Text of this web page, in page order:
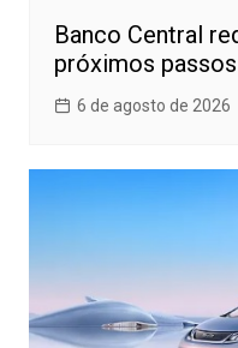
Banco Central
próximos
6 de agosto de 2026